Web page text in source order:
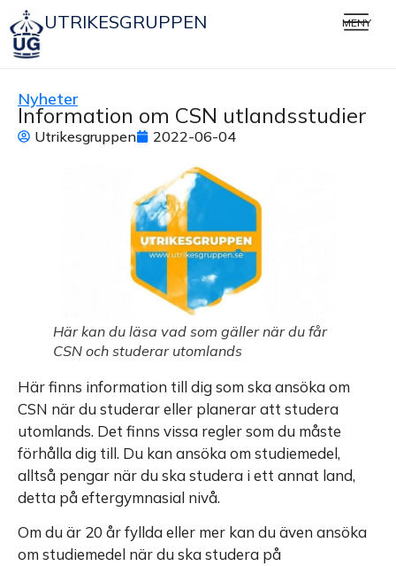
UTRIKESGRUPPEN MENY
Nyheter
Information om CSN utlandsstudier
Utrikesgruppen 2022-06-04
Här kan du läsa vad som gäller när du får
CSN och studerar utomlands
Här finns information till dig som ska ansöka om
CSN när du studerar eller planerar att studera
utomlands. Det finns vissa regler som du måste
förhålla dig till. Du kan ansöka om studiemedel,
alltså pengar när du ska studera i ett annat land,
detta på eftergymnasial nivå.
Om du är 20 år fyllda eller mer kan du även ansöka
om studiemedel när du ska studera på